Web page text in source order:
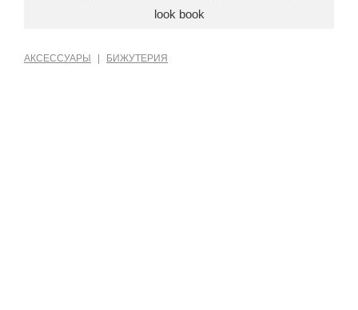
look book
АКСЕССУАРЫ БИЖУТЕРИЯ